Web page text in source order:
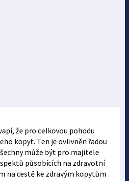
že pro celkovou pohodu
kopyt. Ten je ovlivněn řadou
může být pro majitele
působících na zdravotní
na cestě ke zdravým kopytům